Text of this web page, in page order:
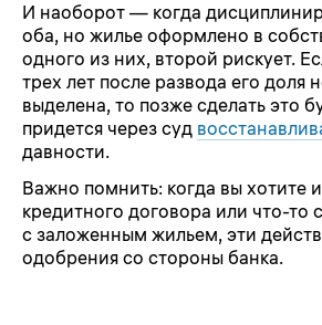
И наоборот — когда
оба, но жилье оформлено в
одного из них, второй рискует.
трех лет после развода его доля
выделена, то позже сделать это
придется через суд
давности.
Важно помнить: когда вы хотите
кредитного договора или что-то
с заложенным жильем, эти
одобрения со стороны банка.